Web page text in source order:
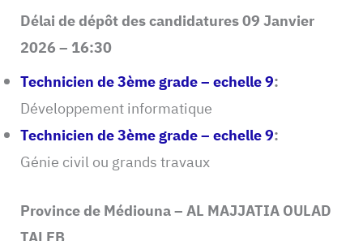
Délai de dépôt des candidatures 09 Janvier
2026 – 16:30
Technicien de 3ème grade – echelle 9:
Développement informatique
Technicien de 3ème grade – echelle 9:
Génie civil ou grands travaux
Province de Médiouna – AL MAJJATIA OULAD